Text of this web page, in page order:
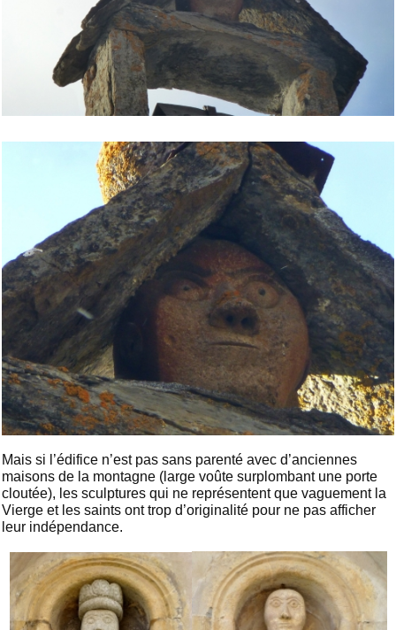
Mais si l’édifice n’est pas sans parenté avec d’anciennes
maisons de la montagne (large voûte surplombant une porte
cloutée), les sculptures qui ne représentent que vaguement la
Vierge et les saints ont trop d’originalité pour ne pas afficher
leur indépendance.